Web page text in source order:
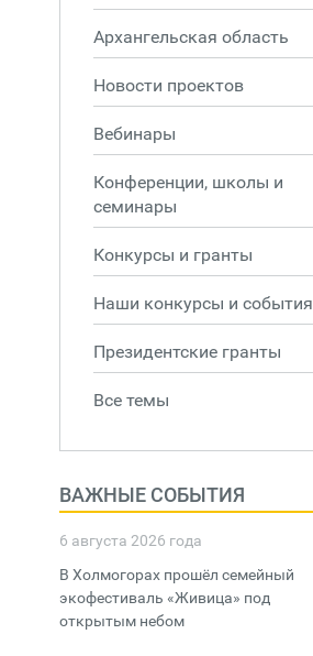
Архангельская область
Новости проектов
Вебинары
Конференции, школы и
семинары
Конкурсы и гранты
Наши конкурсы и события
Президентские гранты
Все темы
ВАЖНЫЕ СОБЫТИЯ
6 августа 2026 года
В Холмогорах прошёл семейный
экофестиваль «Живица» под
открытым небом